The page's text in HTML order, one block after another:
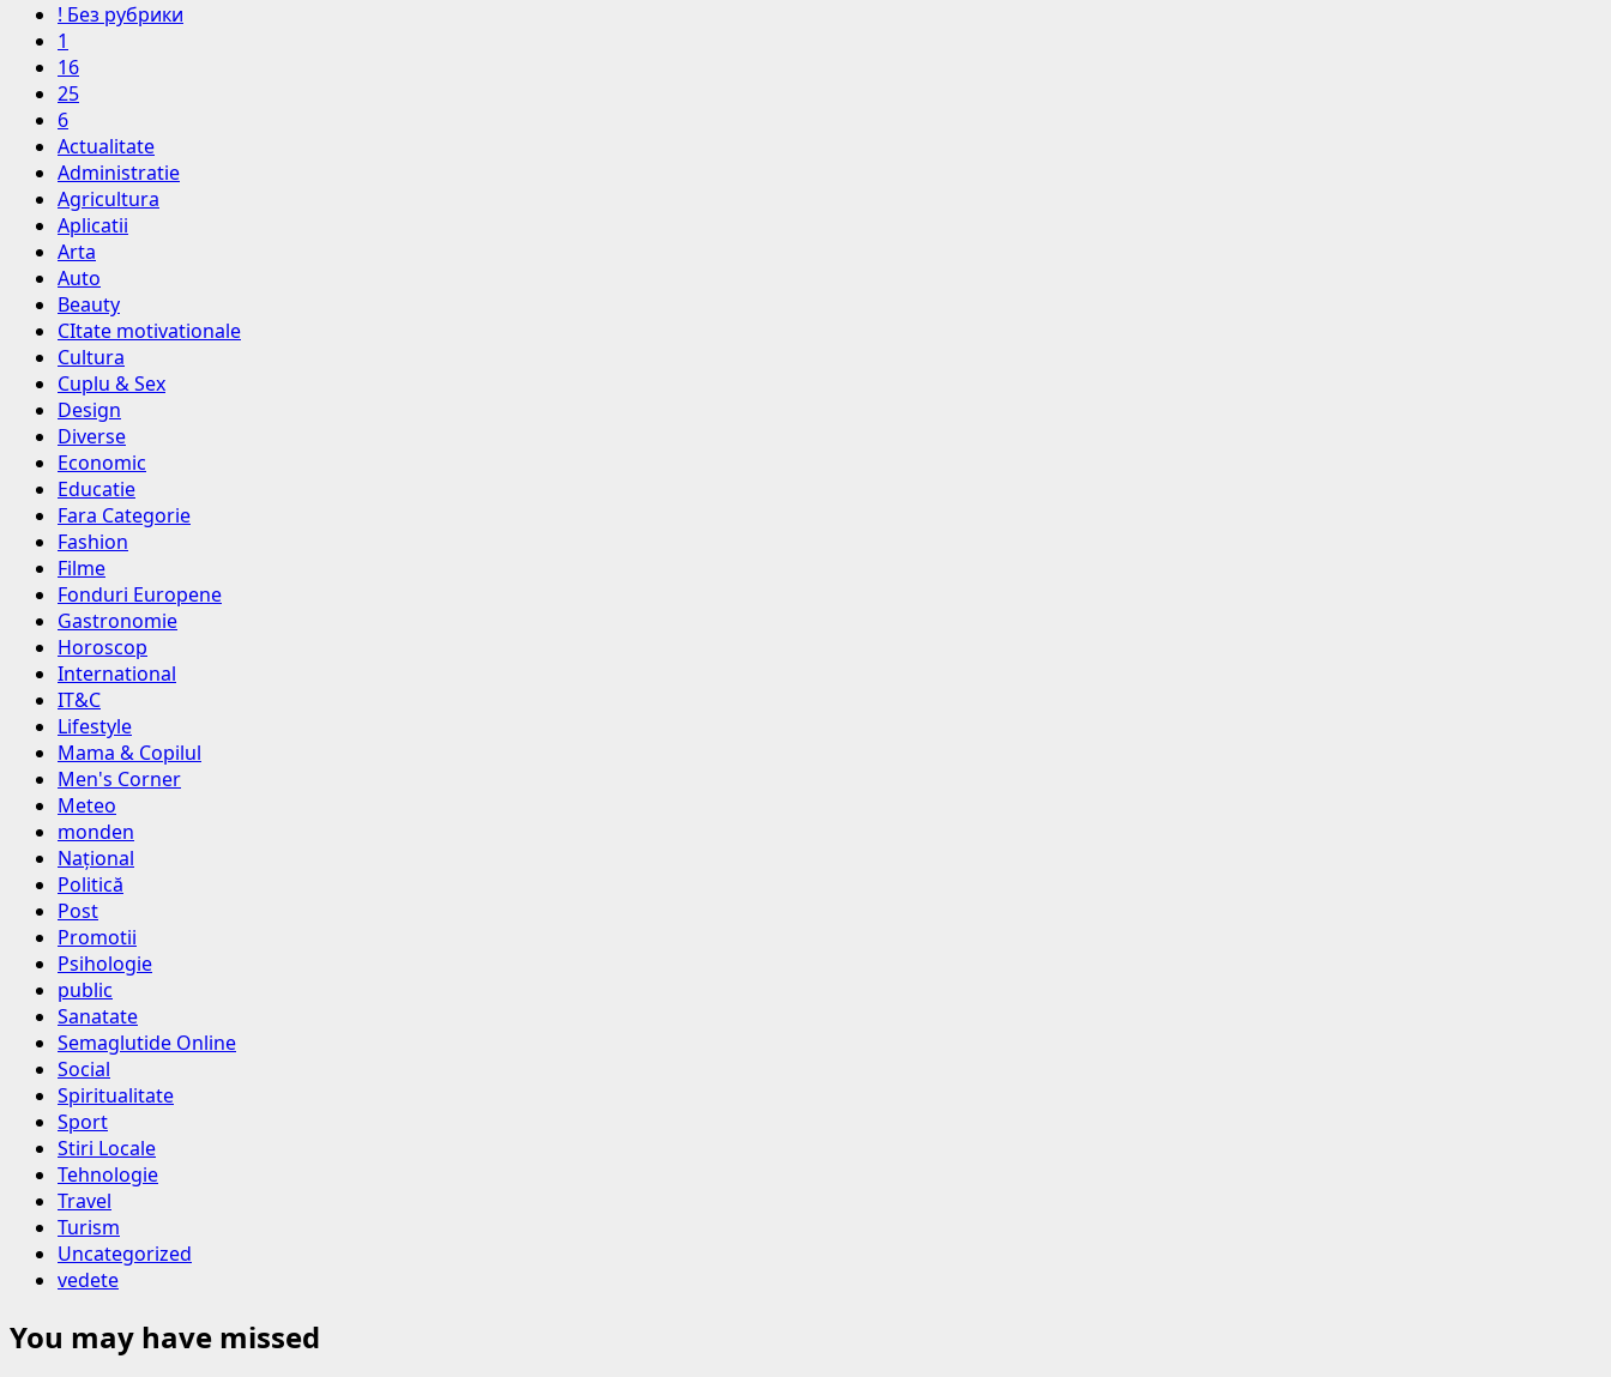
! Без рубрики
1
16
25
6
Actualitate
Administratie
Agricultura
Aplicatii
Arta
Auto
Beauty
CItate motivationale
Cultura
Cuplu & Sex
Design
Diverse
Economic
Educatie
Fara Categorie
Fashion
Filme
Fonduri Europene
Gastronomie
Horoscop
International
IT&C
Lifestyle
Mama & Copilul
Men's Corner
Meteo
monden
Național
Politică
Post
Promotii
Psihologie
public
Sanatate
Semaglutide Online
Social
Spiritualitate
Sport
Stiri Locale
Tehnologie
Travel
Turism
Uncategorized
vedete
You may have missed